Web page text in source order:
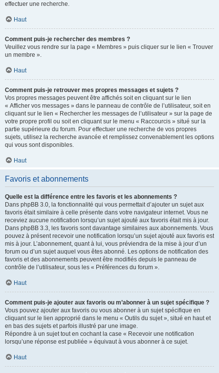
effectuer une recherche.
Haut
Comment puis-je rechercher des membres ?
Veuillez vous rendre sur la page « Membres » puis cliquer sur le lien « Trouver
un membre ».
Haut
Comment puis-je retrouver mes propres messages et sujets ?
Vos propres messages peuvent être affichés soit en cliquant sur le lien
« Afficher vos messages » dans le panneau de contrôle de l’utilisateur, soit en
cliquant sur le lien « Rechercher les messages de l’utilisateur » sur la page de
votre propre profil ou soit en cliquant sur le menu « Raccourcis » situé sur la
partie supérieure du forum. Pour effectuer une recherche de vos propres
sujets, utilisez la recherche avancée et remplissez convenablement les options
qui vous sont disponibles.
Haut
Favoris et abonnements
Quelle est la différence entre les favoris et les abonnements ?
Dans phpBB 3.0, la fonctionnalité qui vous permettait d’ajouter un sujet aux
favoris était similaire à celle présente dans votre navigateur internet. Vous ne
receviez aucune notification lorsqu’un sujet ajouté aux favoris était mis à jour.
Dans phpBB 3.3, les favoris sont davantage similaires aux abonnements. Vous
pouvez à présent recevoir une notification lorsqu’un sujet ajouté aux favoris est
mis à jour. L’abonnement, quant à lui, vous préviendra de la mise à jour d’un
forum ou d’un sujet auquel vous êtes abonné. Les options de notification des
favoris et des abonnements peuvent être modifiés depuis le panneau de
contrôle de l’utilisateur, sous les « Préférences du forum ».
Haut
Comment puis-je ajouter aux favoris ou m’abonner à un sujet spécifique ?
Vous pouvez ajouter aux favoris ou vous abonner à un sujet spécifique en
cliquant sur le lien approprié dans le menu « Outils du sujet », situé en haut et
en bas des sujets et parfois illustré par une image.
Répondre à un sujet tout en cochant la case « Recevoir une notification
lorsqu’une réponse est publiée » équivaut à vous abonner à ce sujet.
Haut